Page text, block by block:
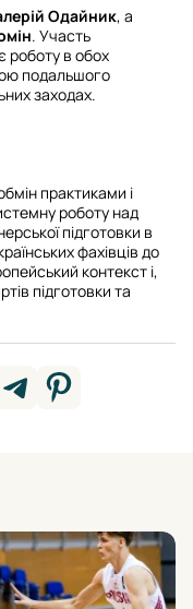
Одайник, а
. Участь
роботу в обох
подальшого
заходах.
практиками і
роботу над
підготовки в
фахівців до
контекст і,
підготовки та